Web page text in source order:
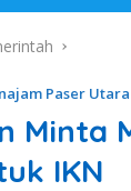
Paser Utara
Minta
IKN